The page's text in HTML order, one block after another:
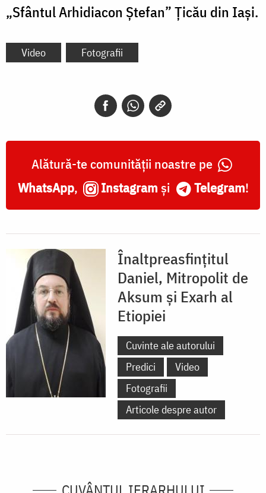
„Sfântul Arhidiacon Ștefan” Țicău din Iași.
Video Fotografii
Alătură-te comunității noastre pe
WhatsApp, Instagram și Telegram!
Înaltpreasfințitul
Daniel, Mitropolit de
Aksum şi Exarh al
Etiopiei
Cuvinte ale autorului
Predici
Video
Fotografii
Articole despre autor